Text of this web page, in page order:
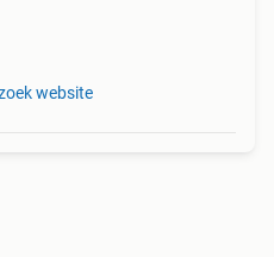
website